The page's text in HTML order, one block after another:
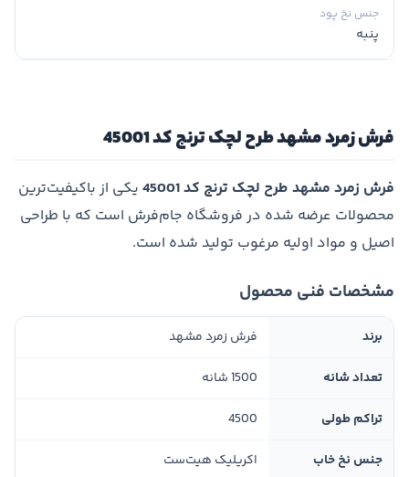
جنس نخ پود
پنبه
فرش زمرد مشهد طرح لچک ترنج کد 45001
فرش زمرد مشهد طرح لچک ترنج کد 45001
یکی از باکیفیت‌ترین
محصولات عرضه شده در فروشگاه جام‌فرش است که با طراحی
اصیل و مواد اولیه مرغوب تولید شده است.
مشخصات فنی محصول
برند فرش زمرد مشهد
تعداد شانه 1500 شانه
تراکم طولی 4500
جنس نخ خاب اکریلیک هیت‌ست